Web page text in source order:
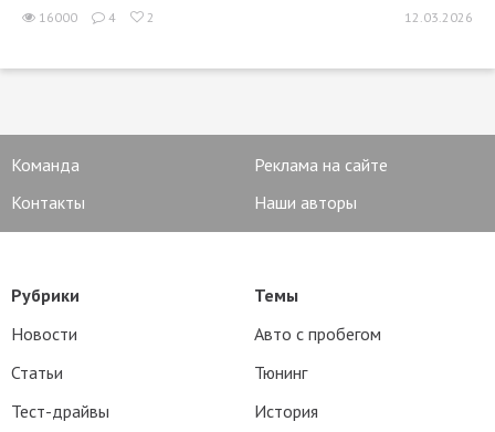
16000 4 2 12.03.2026
Команда
Реклама на сайте
Контакты
Наши авторы
Рубрики
Новости
Статьи
Тест-драйвы
Темы
Авто с пробегом
Тюнинг
История